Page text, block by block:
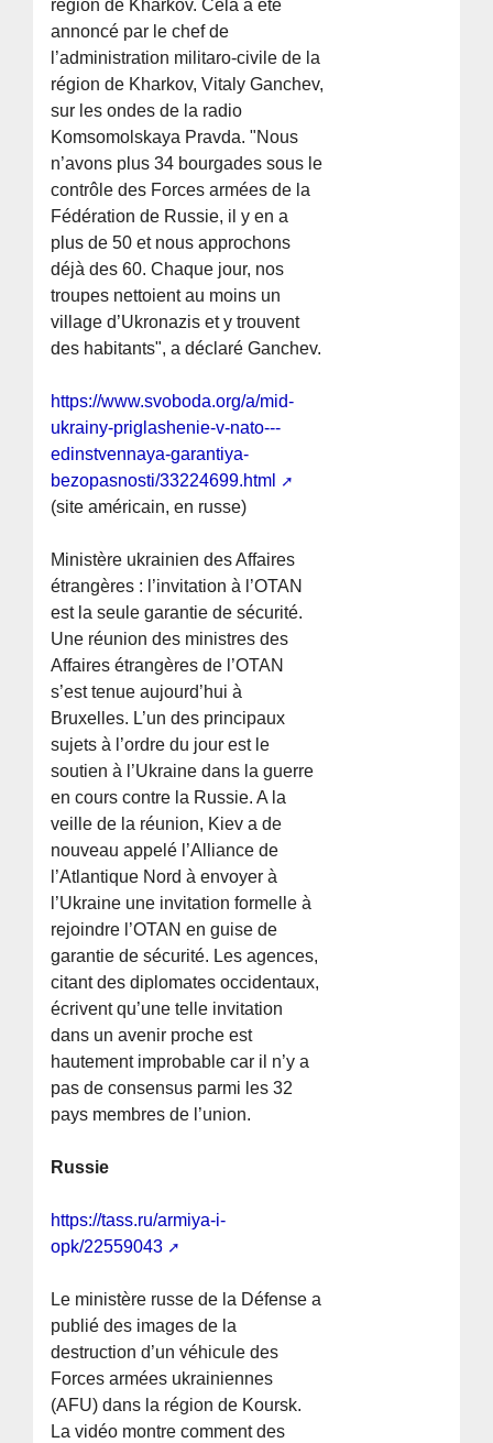
région de Kharkov. Cela a été
annoncé par le chef de
l’administration militaro-civile de la
région de Kharkov, Vitaly Ganchev,
sur les ondes de la radio
Komsomolskaya Pravda. "Nous
n’avons plus 34 bourgades sous le
contrôle des Forces armées de la
Fédération de Russie, il y en a
plus de 50 et nous approchons
déjà des 60. Chaque jour, nos
troupes nettoient au moins un
village d’Ukronazis et y trouvent
des habitants", a déclaré Ganchev.
https://www.svoboda.org/a/mid-
ukrainy-priglashenie-v-nato---
edinstvennaya-garantiya-
bezopasnosti/33224699.html
(site américain, en russe)
Ministère ukrainien des Affaires
étrangères : l’invitation à l’OTAN
est la seule garantie de sécurité.
Une réunion des ministres des
Affaires étrangères de l’OTAN
s’est tenue aujourd’hui à
Bruxelles. L’un des principaux
sujets à l’ordre du jour est le
soutien à l’Ukraine dans la guerre
en cours contre la Russie. A la
veille de la réunion, Kiev a de
nouveau appelé l’Alliance de
l’Atlantique Nord à envoyer à
l’Ukraine une invitation formelle à
rejoindre l’OTAN en guise de
garantie de sécurité. Les agences,
citant des diplomates occidentaux,
écrivent qu’une telle invitation
dans un avenir proche est
hautement improbable car il n’y a
pas de consensus parmi les 32
pays membres de l’union.
Russie
https://tass.ru/armiya-i-
opk/22559043
Le ministère russe de la Défense a
publié des images de la
destruction d’un véhicule des
Forces armées ukrainiennes
(AFU) dans la région de Koursk.
La vidéo montre comment des